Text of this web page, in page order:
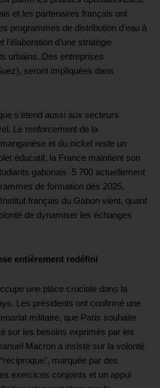
et les partenaires français ont
programmes de distribution d’eau à
l’élaboration d’une stratégie
urbains. Des entreprises
seront impliquées dans
s’étend aussi aux secteurs
Le renforcement de la
et du nickel reste un
éducatif, la France maintient son
gabonais 5 700 actuellement
de formation dès 2025.
Institut français du Gabon vient, quant
de dynamiser les échanges
entièrement redéfini
une place cruciale dans la
Les présidents ont confirmé une
militaire, que Paris souhaite
sur les besoins exprimés par les
Macron a insisté sur la volonté
marquée par des
exercices conjoints et un appui